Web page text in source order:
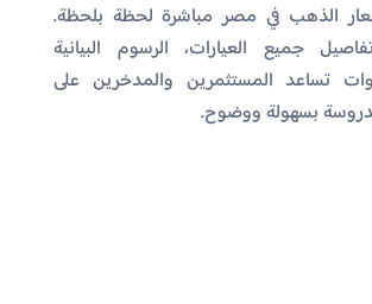
الذهب في مصر مباشرة لحظة بلحظة.
جميع العيارات، الرسوم البيانية
تساعد المستثمرين والمدخرين على
بسهولة ووضوح.